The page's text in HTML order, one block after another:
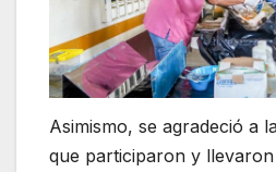
Asimismo, se agradeció a
que participaron y